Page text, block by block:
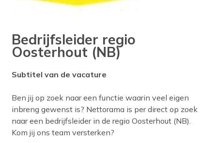
Bedrijfsleider regio
Oosterhout (NB)
Subtitel van de vacature
Ben jij op zoek naar een functie waarin veel eigen
inbreng gewenst is? Nettorama is per direct op zoek
naar een bedrijfsleider in de regio Oosterhout (NB).
Kom jij ons team versterken?